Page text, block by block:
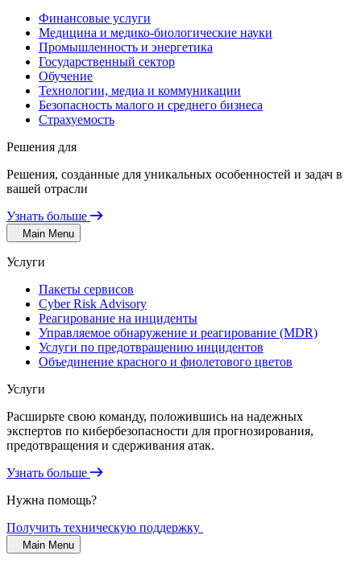
Финансовые услуги
Медицина и медико-биологические науки
Промышленность и энергетика
Государственный сектор
Обучение
Технологии, медиа и коммуникации
Безопасность малого и среднего бизнеса
Страхуемость
Решения для
Решения, созданные для уникальных особенностей и задач в
вашей отрасли
Узнать больше
Main Menu
Услуги
Пакеты сервисов
Cyber Risk Advisory
Реагирование на инциденты
Управляемое обнаружение и реагирование (MDR)
Услуги по предотвращению инцидентов
Объединение красного и фиолетового цветов
Услуги
Расширьте свою команду, положившись на надежных
экспертов по кибербезопасности для прогнозирования,
предотвращения и сдерживания атак.
Узнать больше
Нужна помощь?
Получить техническую поддержку
Main Menu